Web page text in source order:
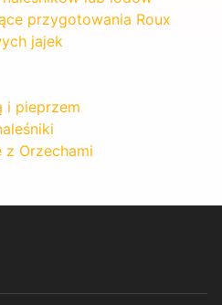
przygotowania Roux
jajek
i pieprzem
z Orzechami